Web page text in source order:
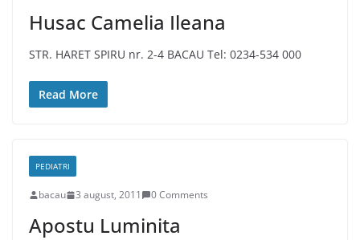
Husac Camelia Ileana
STR. HARET SPIRU nr. 2-4 BACAU Tel: 0234-534 000
Read More
PEDIATRI
bacau 3 august, 2011 0 Comments
Apostu Luminita